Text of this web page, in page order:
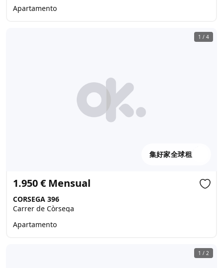
Apartamento
1 / 4
集好家全球租
1.950 € Mensual
CORSEGA 396
Carrer de Còrsega
Apartamento
1 / 2